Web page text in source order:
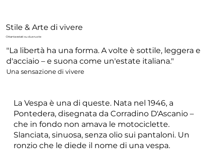
Stile & Arte di vivere
Ottanta estati su due ruote
"La libertà ha una forma. A volte è sottile, leggera e
d'acciaio – e suona come un'estate italiana."
Una sensazione di vivere
La Vespa è una di queste. Nata nel 1946, a
Pontedera, disegnata da Corradino D'Ascanio –
che in fondo non amava le motociclette.
Slanciata, sinuosa, senza olio sui pantaloni. Un
ronzio che le diede il nome di una vespa.